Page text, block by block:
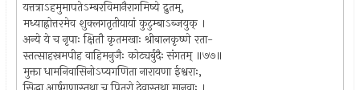
यत्तत्राऽहमुमापतेऽम्बरविमानैरागमिष्ये द्रुतम्,
मध्याह्नोत्तरमेव शुक्लगतृतीयायां कुटुम्बाऽब्जयुक् ।
अन्ये ये च नृपाः क्षितौ कृतमखाः श्रीबालकृष्णे रता-
स्तत्साहस्रमपीह वाहिमनुजैः कोट्यर्बुदैः संगतम् ॥७७॥
मुक्ता धामनिवासिनोऽप्यगणिता नारायणा ईश्वराः,